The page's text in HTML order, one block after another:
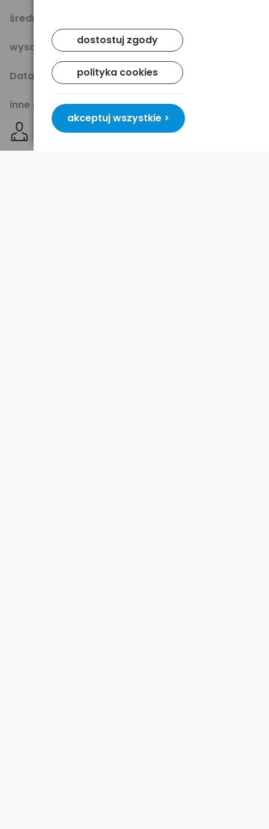
średnica [mm]:
wysokość [mm]:44.5
Data ważności: 2020
inne oznaczenia:LR03 / AAA / R03 / MN 2400 / Micro
/ AM4 / E92
dostostuj zgody
polityka cookies
akceptuj wszystkie >